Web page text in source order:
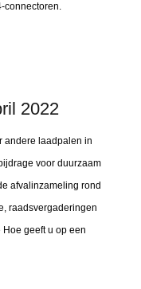
connectoren.
2022
andere laadpalen in
voor duurzaam
afvalinzameling rond
raadsvergaderingen
geeft u op een